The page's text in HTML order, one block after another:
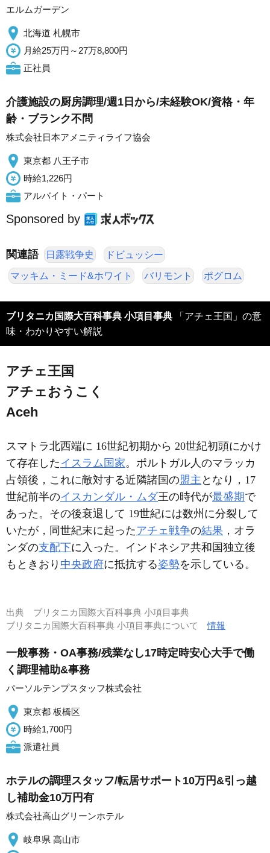
エルムガーデン
北海道 札幌市
月給25万円～27万8,800円
正社員
介護施設の厨房調理/週1日から/未経験OK/資格・年
齢・ブランク不問
株式会社日本アメニティライフ協会
東京都 八王子市
時給1,226円
アルバイト・パート
Sponsored by
関連語 日露戦争史 ドビュッシー
マッキム・ミード&ホワイト バリモント ポグロム
ブリタニカ国際大百科事典 小項目事典 「アチェ王国」の意
味・わかりやすい解説
アチェ王国
アチェおうこく
Aceh
スマトラ北西端に 16世紀初期から 20世紀初頭にかけ
て存在した イスラム国家。ポルトガル人のマラッカ
占領後，これに敵対する近隣諸国の盟主 となり，17
世紀前半のイスカンダル・ムダ王の時代が最盛期で
あった。その後衰退して 19世紀には数州に分裂して
いたが，同世紀末に起ったアチェ戦争の結果 ，オラ
ンダの支配下に入った。インドネシア共和国独立後
もときおり 中央政府に抵抗する姿勢を示している。
出典 ブリタニカ国際大百科事典 小項目事典
ブリタニカ国際大百科事典 小項目事典について情報
一般事務・OA事務/残業なし17時定時安心大手で働
く調理補助&事務
パーソルテンプスタッフ株式会社
東京都 板橋区
時給1,700円
派遣社員
ホテルの調理スタッフ/転居サポート10万円&引っ越
し補助金10万円有
株式会社高山グリーンホテル
岐阜県 高山市